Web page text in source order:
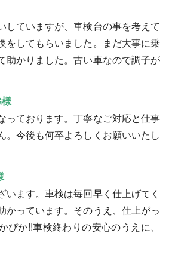
していますが、車検台の事を考えて
をしてもらいました。まだ大事に乗
助かりました。古い車なので調子が
っております。丁寧なご対応と仕事
。今後も何卒よろしくお願いいたし
います。車検は毎回早く仕上げてく
かっています。そのうえ、仕上がっ
ぴか!!車検終わりの安心のうえに、